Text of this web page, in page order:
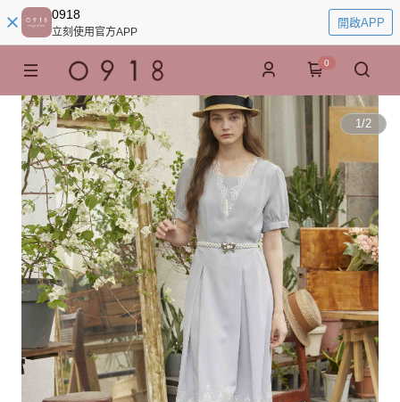
0918
立刻使用官方APP
開啟APP
0
1/2